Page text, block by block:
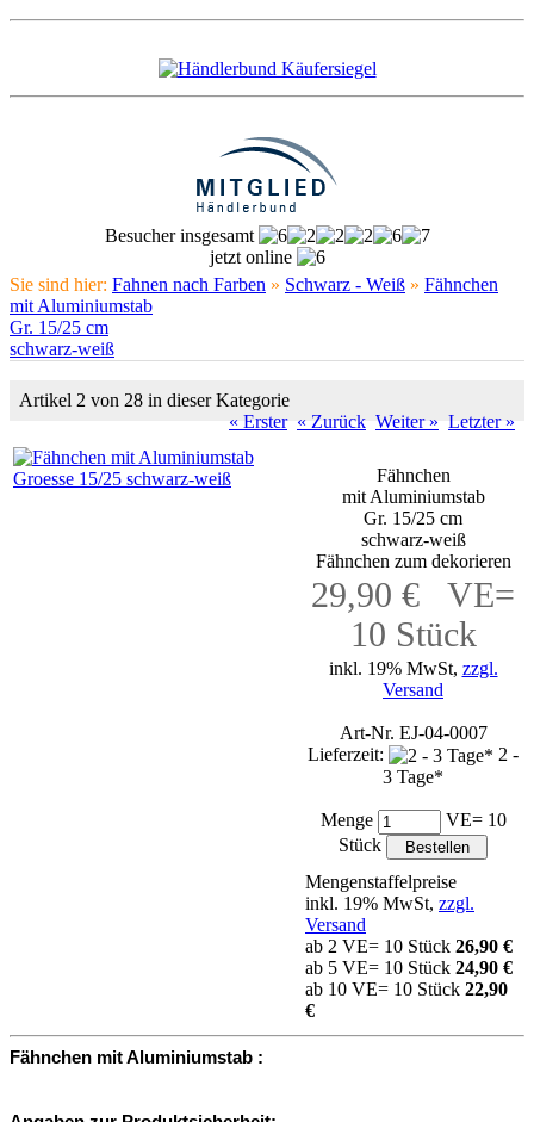
Besucher insgesamt
jetzt online
Sie sind hier: Fahnen nach Farben » Schwarz - Weiß » Fähnchen
mit Aluminiumstab
Gr. 15/25 cm
schwarz-weiß
Artikel 2 von 28 in dieser Kategorie
« Erster « Zurück Weiter » Letzter »
Fähnchen
mit Aluminiumstab
Gr. 15/25 cm
schwarz-weiß
Fähnchen zum dekorieren
29,90 € VE=
10 Stück
inkl. 19% MwSt, zzgl.
Versand
Art-Nr. EJ-04-0007
Lieferzeit:
2 -
3 Tage*
Menge
VE= 10
Stück
Mengenstaffelpreise
inkl. 19% MwSt, zzgl.
Versand
ab 2 VE= 10 Stück 26,90 €
ab 5 VE= 10 Stück 24,90 €
ab 10 VE= 10 Stück 22,90
€
Fähnchen mit Aluminiumstab :